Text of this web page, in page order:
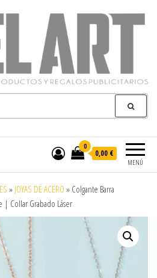
Especialistas en textil publicitario y regalos
personalizados en móstoles
MENÚ
0
0,00 €
» JOYAS DE ACERO » Colgante Barra
| Collar Grabado Láser